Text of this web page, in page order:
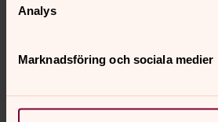
Analys
Marknadsföring och sociala medier
Töllsjö kyrka